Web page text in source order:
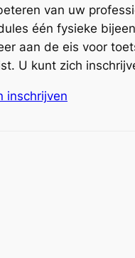
van uw
één fysieke
aan de eis voor
U kunt zich
inschrijven